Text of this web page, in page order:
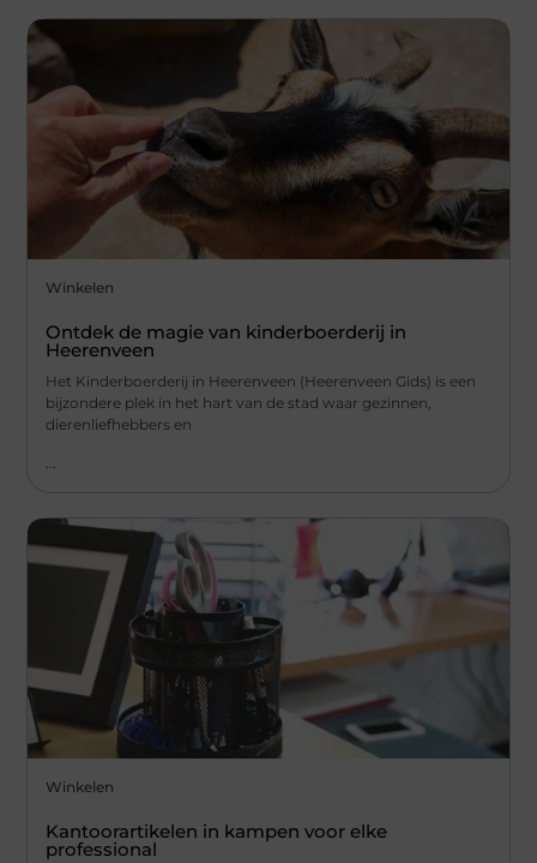
Winkelen
Ontdek de magie van kinderboerderij in
Heerenveen
Het Kinderboerderij in Heerenveen (Heerenveen Gids) is een
bijzondere plek in het hart van de stad waar gezinnen,
dierenliefhebbers en
...
Winkelen
Kantoorartikelen in kampen voor elke
professional